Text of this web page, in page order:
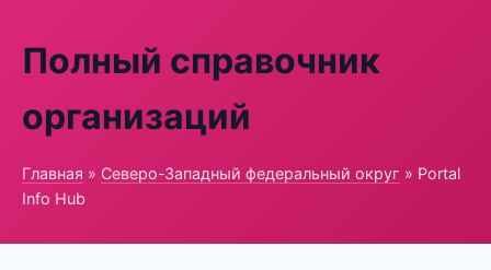
Полный справочник
организаций
Главная » Северо-Западный федеральный округ » Portal
Info Hub